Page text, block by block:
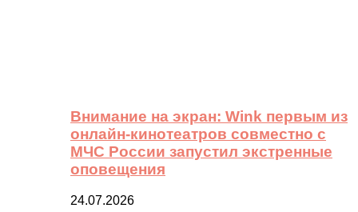
Внимание на экран: Wink первым из
онлайн-кинотеатров совместно с
МЧС России запустил экстренные
оповещения
24.07.2026